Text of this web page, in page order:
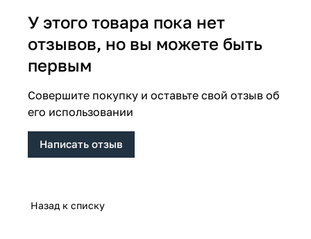
У этого товара пока нет
отзывов, но вы можете быть
первым
Совершите покупку и оставьте свой отзыв об
его использовании
Написать отзыв
Назад к списку